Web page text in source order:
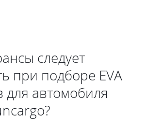
следует
при подборе EVA
для автомобиля